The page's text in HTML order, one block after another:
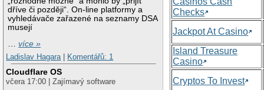
dříve či později“. On-line platformy a
vyhledávače zařazené na seznamy DSA
musejí
…více »
Ladislav Hagara
Komentářů: 1
Cloudflare OS
včera 17:00 | Zajímavý software
Checks
Jackpot At Casino
Island Treasure
Casino
Cryptos To Invest